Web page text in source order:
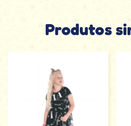
Produtos